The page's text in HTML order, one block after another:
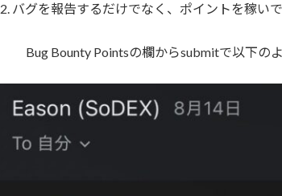
2. バグを報告するだけでなく、ポイントを稼い
Bug Bounty Pointsの欄からsubmitで以下の